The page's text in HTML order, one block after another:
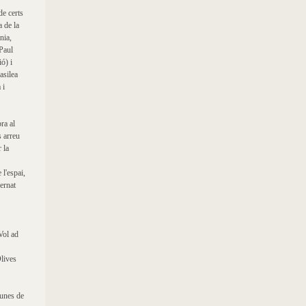
certs
de la
i
i
al
arreu
la
l'espai,
ad
de